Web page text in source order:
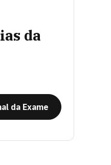
da
da Exame